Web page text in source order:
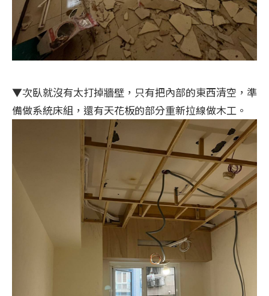
▼次臥就沒有太打掉牆壁，只有把內部的東西清空，準
備做系統床組，還有天花板的部分重新拉線做木工。